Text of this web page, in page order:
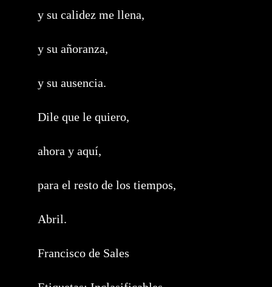
y su calidez me llena,
y su añoranza,
y su ausencia.
Dile que le quiero,
ahora y aquí,
para el resto de los tiempos,
Abril.
Francisco de Sales